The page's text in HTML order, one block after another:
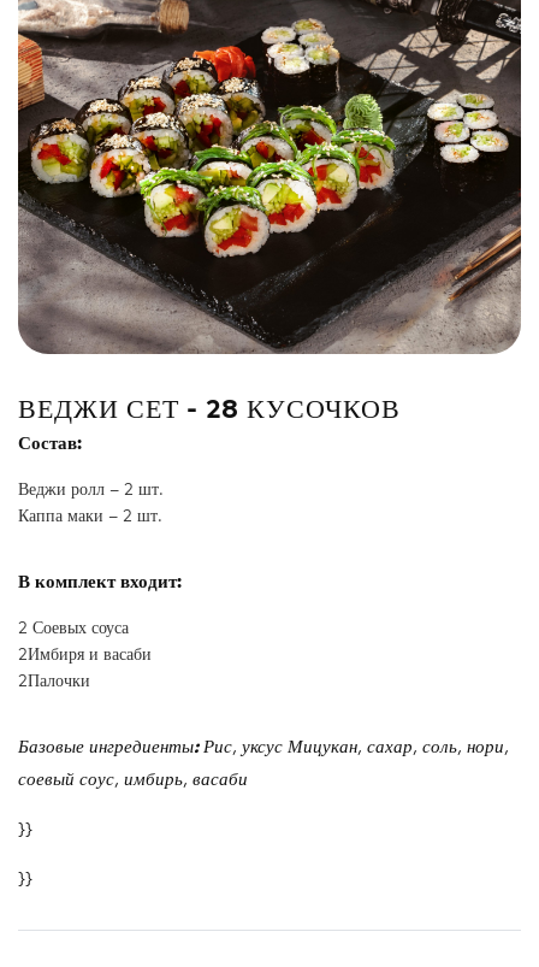
Сэндвич Нигири Маки
Поке и буррито Супы и салаты Напитки
ВЕДЖИ СЕТ - 28 КУСОЧКОВ
Состав:
Веджи ролл – 2 шт.
Каппа маки – 2 шт.
В комплект входит:
2 Соевых соуса
2Имбиря и васаби
2Палочки
Базовые ингредиенты:Рис, уксус Мицукан, сахар, соль, нори,
соевый соус, имбирь, васаби
}}
}}